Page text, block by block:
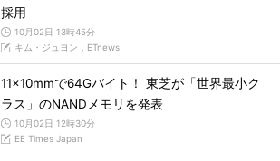
採用
10月02日 13時45分
キム・ジュヨン，ETnews
11×10mmで64Gバイト！ 東芝が「世界最小ク
ラス」のNANDメモリを発表
10月02日 12時30分
EE Times Japan